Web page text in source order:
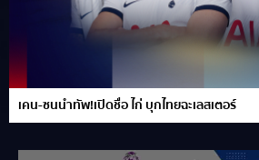
เคน-ซนนำทัพ!เปิดชื่อ ไก่ บุกไทยฉะเลสเตอร์